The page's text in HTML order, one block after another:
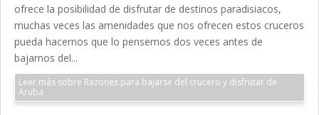
ofrece la posibilidad de disfrutar de destinos paradisiacos,
muchas veces las amenidades que nos ofrecen estos cruceros
pueda hacernos que lo pensemos dos veces antes de
bajarnos del...
Leer más sobre Razones para bajarse del crucero y disfrutar de
Aruba